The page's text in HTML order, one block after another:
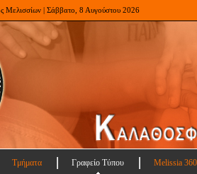
Μελισσίων | Σάββατο, 8 Αυγούστου 2026
Τμήματα Γραφείο Τύπου Melissia